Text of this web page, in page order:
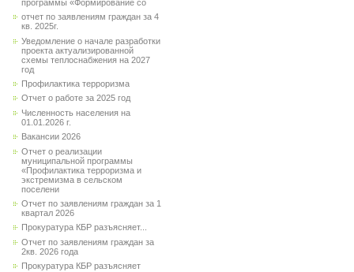
программы «Формирование со
отчет по заявлениям граждан за 4
кв. 2025г.
Уведомление о начале разработки
проекта актуализированной
схемы теплоснабжения на 2027
год
Профилактика терроризма
Отчет о работе за 2025 год
Численность населения на
01.01.2026 г.
Вакансии 2026
Отчет о реализации
муниципальной программы
«Профилактика терроризма и
экстремизма в сельском
поселени
Отчет по заявлениям граждан за 1
квартал 2026
Прокуратура КБР разъясняет...
Отчет по заявлениям граждан за
2кв. 2026 года
Прокуратура КБР разъясняет